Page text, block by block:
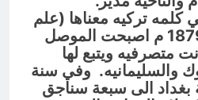
كلمه تركيه معناها (علم
او لواء). وفي سنة 1879 م اصبحت الموصل
متصرفيه ويتبع لها
والسليمانيه. وفي سنة
الى سبعة سناجق